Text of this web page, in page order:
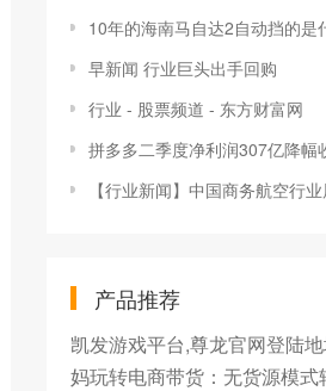
10年的海南马自达2自动挡的是什么
早新闻 行业巨头出手回购
行业 - 股票频道 - 东方财富网
拼多多二季度净利润307亿降幅收窄管理层称当前利润水平不具备
【行业新闻】中国商务航空行业展现回暖迹象 仍面临
产品推荐
凯发游戏平台,尊龙官网登陆
妈玩转电商带货：无货源模式